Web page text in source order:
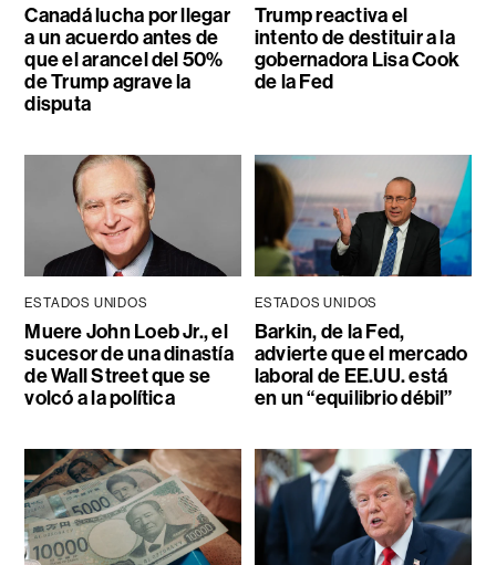
Canadá lucha por llegar
a un acuerdo antes de
que el arancel del 50%
de Trump agrave la
disputa
Trump reactiva el
intento de destituir a la
gobernadora Lisa Cook
de la Fed
ESTADOS UNIDOS
Muere John Loeb Jr., el
sucesor de una dinastía
de Wall Street que se
volcó a la política
ESTADOS UNIDOS
Barkin, de la Fed,
advierte que el mercado
laboral de EE.UU. está
en un “equilibrio débil”